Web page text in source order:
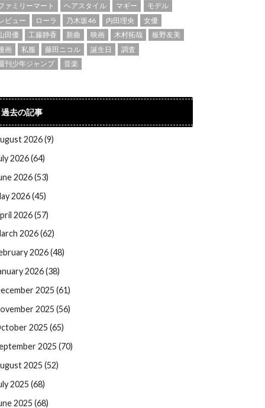
ァミリーマート
ヘアスタイル マギー
モデル
ビュー
ローラ 乃木坂46 内田理央
女優
田優
工藤静香 新曲 映画 木村拓哉
板野友美
画
私服 藤田ニコル 誕生日
調査
刊少年ジャンプ
音楽
過去の記事
2026 (9)
2026 (64)
2026 (53)
2026 (45)
2026 (57)
2026 (62)
2026 (48)
2026 (38)
2025 (61)
2025 (56)
2025 (65)
2025 (70)
2025 (52)
2025 (68)
2025 (68)